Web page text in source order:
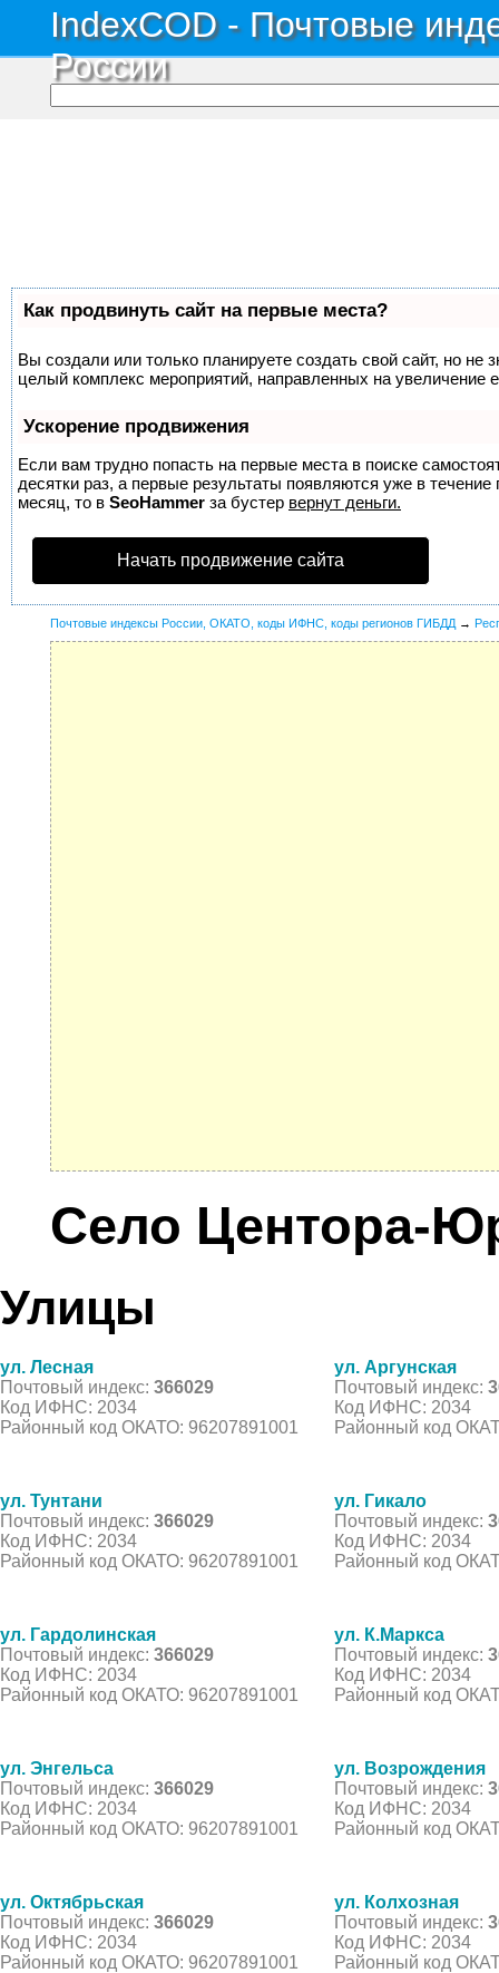
IndexCOD - Почтовые
России
Как продвинуть сайт на первые места?
Вы создали или только планируете создать свой сайт, но не
целый комплекс мероприятий, направленных на увеличение
Ускорение продвижения
Если вам трудно попасть на первые места в поиске
десятки раз, а первые результаты появляются уже в
месяц, то в SeoHammer за бустер вернут деньги.
Начать продвижение сайта
Почтовые индексы России, ОКАТО, коды ИФНС, коды регионов ГИБДД →
Село Центора-
Улицы
ул. Лесная
Почтовый индекс: 366029
Код ИФНС: 2034
Районный код ОКАТО: 96207891001
ул. Аргунская
Почтовый индекс:
Код ИФНС: 2034
Районный код
ул. Тунтани
Почтовый индекс: 366029
Код ИФНС: 2034
Районный код ОКАТО: 96207891001
ул. Гикало
Почтовый индекс:
Код ИФНС: 2034
Районный код
ул. Гардолинская
Почтовый индекс: 366029
Код ИФНС: 2034
Районный код ОКАТО: 96207891001
ул. К.Маркса
Почтовый индекс:
Код ИФНС: 2034
Районный код
ул. Энгельса
Почтовый индекс: 366029
Код ИФНС: 2034
Районный код ОКАТО: 96207891001
ул. Возрождения
Почтовый индекс:
Код ИФНС: 2034
Районный код
ул. Октябрьская
Почтовый индекс: 366029
Код ИФНС: 2034
Районный код ОКАТО: 96207891001
ул. Колхозная
Почтовый индекс:
Код ИФНС: 2034
Районный код